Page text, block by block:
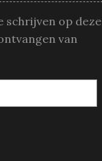
schrijven op deze
van